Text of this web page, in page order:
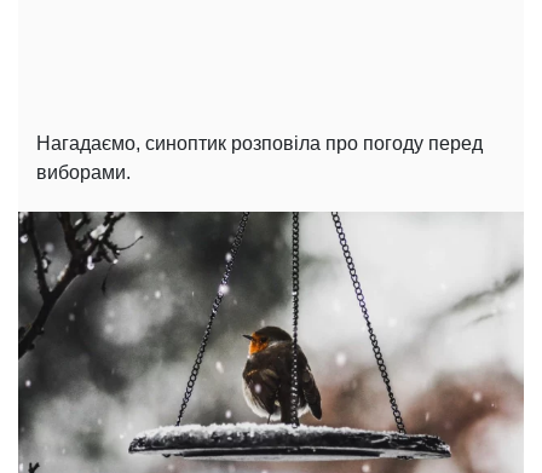
Нагадаємо, синоптик розповіла про погоду перед
виборами.